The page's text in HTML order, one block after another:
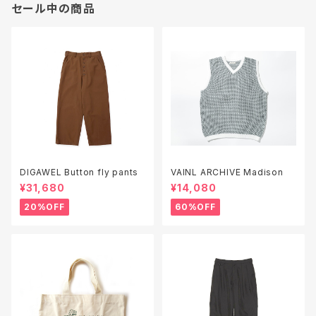
セール中の商品
DIGAWEL Button fly pants
¥31,680
20%OFF
VAINL ARCHIVE Madison
¥14,080
60%OFF